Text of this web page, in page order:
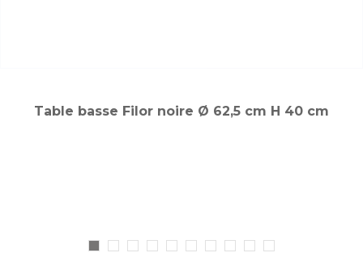
Table basse Filor noire Ø 62,5 cm H 40 cm